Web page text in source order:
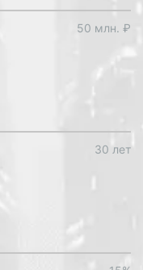
50 млн. ₽
30 лет